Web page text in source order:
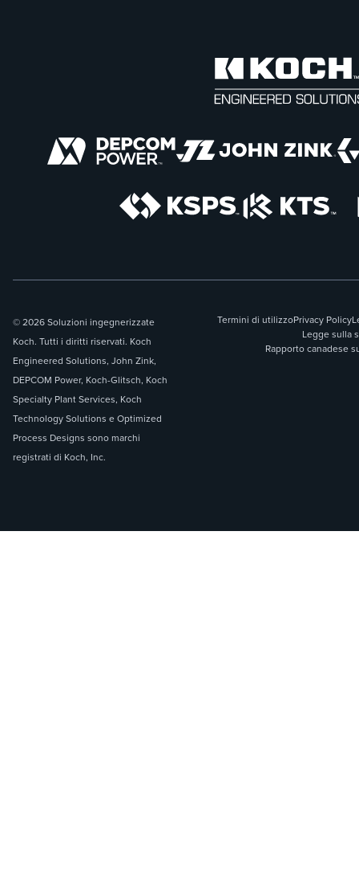
© 2026 Soluzioni ingegnerizzate
Koch. Tutti i diritti riservati. Koch
Engineered Solutions, John Zink,
DEPCOM Power, Koch-Glitsch, Koch
Specialty Plant Services, Koch
Technology Solutions e Optimized
Process Designs sono marchi
registrati di Koch, Inc.
Termini di utilizzoPrivacy Policy
Legge sulla
Rapporto canadese